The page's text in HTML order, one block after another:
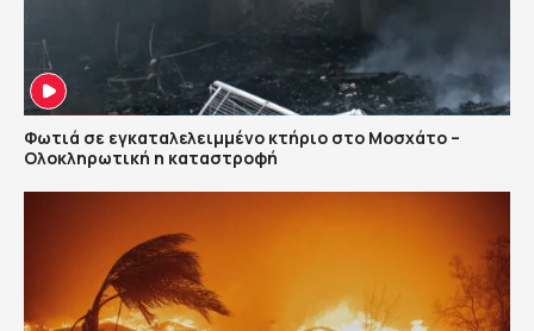
Φωτιά σε εγκαταλελειμμένο κτήριο στο Μοσχάτο –
Ολοκληρωτική η καταστροφή